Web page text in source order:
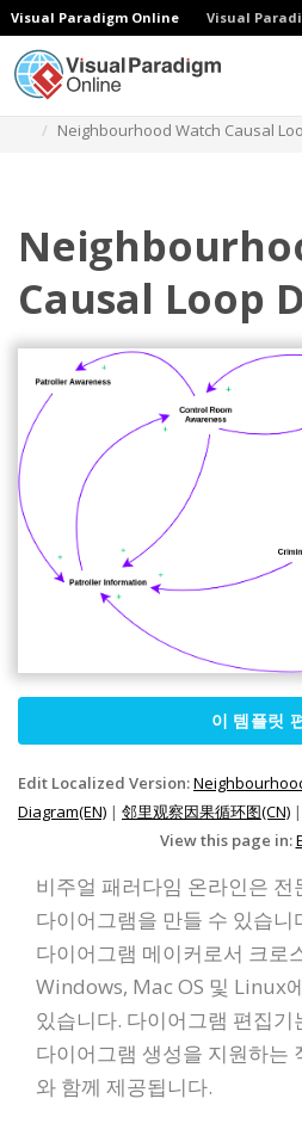
Visual Paradigm Online Visual
Neighbourhood Watch Causal
Causal Loop
이 템플릿
Edit Localized Version:
Diagram(EN) | 邻里观察因果循环图(CN) |
View this page in:
비주얼 패러다임 온라인은 전
다이어그램을 만들 수 있습니
다이어그램 메이커로서 크로
Windows, Mac OS 및 Linux
있습니다. 다이어그램 편집
다이어그램 생성을 지원하는
와 함께 제공됩니다.